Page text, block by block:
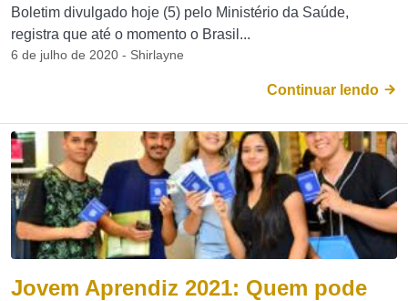
Boletim divulgado hoje (5) pelo Ministério da Saúde,
registra que até o momento o Brasil...
6 de julho de 2020 - Shirlayne
Continuar lendo
Jovem Aprendiz 2021: Quem pode